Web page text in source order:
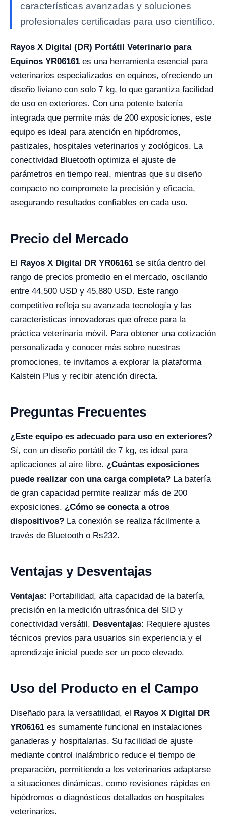
características avanzadas y soluciones
profesionales certificadas para uso científico.
Rayos X Digital (DR) Portátil Veterinario para
Equinos YR06161 es una herramienta esencial para
veterinarios especializados en equinos, ofreciendo un
diseño liviano con solo 7 kg, lo que garantiza facilidad
de uso en exteriores. Con una potente batería
integrada que permite más de 200 exposiciones, este
equipo es ideal para atención en hipódromos,
pastizales, hospitales veterinarios y zoológicos. La
conectividad Bluetooth optimiza el ajuste de
parámetros en tiempo real, mientras que su diseño
compacto no compromete la precisión y eficacia,
asegurando resultados confiables en cada uso.
Precio del Mercado
El Rayos X Digital DR YR06161 se sitúa dentro del
rango de precios promedio en el mercado, oscilando
entre 44,500 USD y 45,880 USD. Este rango
competitivo refleja su avanzada tecnología y las
características innovadoras que ofrece para la
práctica veterinaria móvil. Para obtener una cotización
personalizada y conocer más sobre nuestras
promociones, te invitamos a explorar la plataforma
Kalstein Plus y recibir atención directa.
Preguntas Frecuentes
¿Este equipo es adecuado para uso en exteriores?
Sí, con un diseño portátil de 7 kg, es ideal para
aplicaciones al aire libre. ¿Cuántas exposiciones
puede realizar con una carga completa? La batería
de gran capacidad permite realizar más de 200
exposiciones. ¿Cómo se conecta a otros
dispositivos? La conexión se realiza fácilmente a
través de Bluetooth o Rs232.
Ventajas y Desventajas
Ventajas: Portabilidad, alta capacidad de la batería,
precisión en la medición ultrasónica del SID y
conectividad versátil. Desventajas: Requiere ajustes
técnicos previos para usuarios sin experiencia y el
aprendizaje inicial puede ser un poco elevado.
Uso del Producto en el Campo
Diseñado para la versatilidad, el Rayos X Digital DR
YR06161 es sumamente funcional en instalaciones
ganaderas y hospitalarias. Su facilidad de ajuste
mediante control inalámbrico reduce el tiempo de
preparación, permitiendo a los veterinarios adaptarse
a situaciones dinámicas, como revisiones rápidas en
hipódromos o diagnósticos detallados en hospitales
veterinarios.